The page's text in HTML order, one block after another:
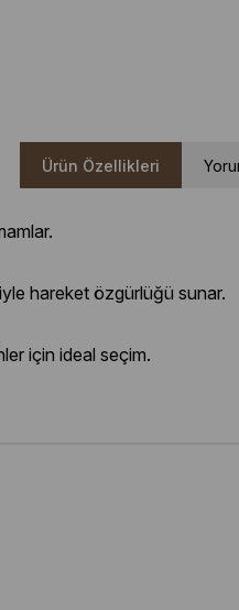
Ürün Özellikleri
hareket özgürlüğü sunar.
için ideal seçim.